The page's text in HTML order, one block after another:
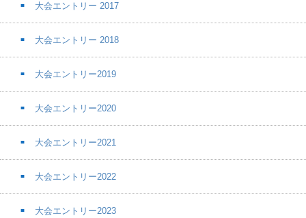
大会エントリー 2017
大会エントリー 2018
大会エントリー2019
大会エントリー2020
大会エントリー2021
大会エントリー2022
大会エントリー2023